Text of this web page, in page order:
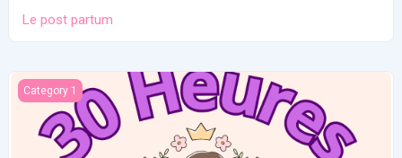
Le post partum
La naissance
Category 1